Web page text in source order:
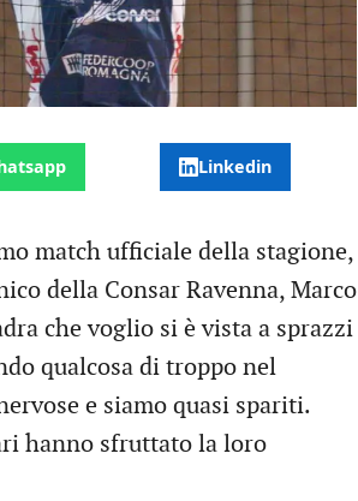
Linkedin
match ufficiale della stagione,
della Consar Ravenna, Marco
che voglio si è vista a sprazzi
qualcosa di troppo nel
e siamo quasi spariti.
hanno sfruttato la loro